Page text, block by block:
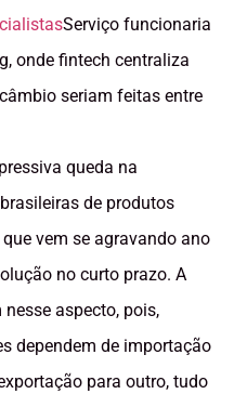
Serviço funcionaria
onde fintech centraliza
seriam feitas entre
queda na
de produtos
vem se agravando ano
no curto prazo. A
aspecto, pois,
dependem de importação
para outro, tudo